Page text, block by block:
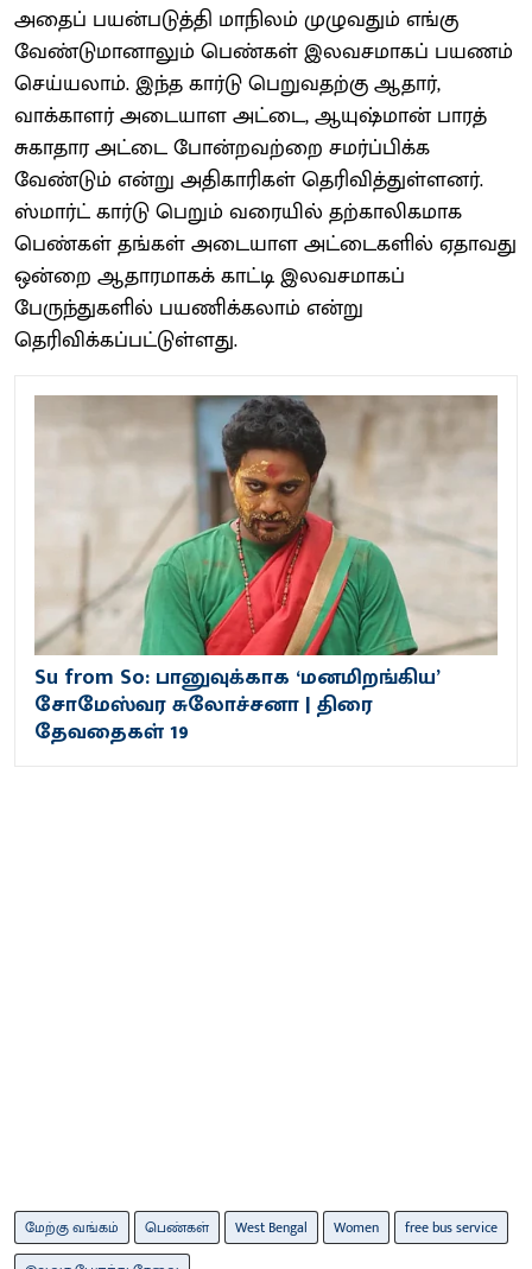
அதைப் பயன்படுத்தி மாநிலம் முழுவதும் எங்கு
வேண்டுமானாலும் பெண்கள் இலவசமாகப் பயணம்
செய்யலாம். இந்த கார்டு பெறுவதற்கு ஆதார்,
வாக்காளர் அடையாள அட்டை, ஆயுஷ்மான் பாரத்
சுகாதார அட்டை போன்றவற்றை சமர்ப்பிக்க
வேண்டும் என்று அதிகாரிகள் தெரிவித்துள்ளனர்.
ஸ்மார்ட் கார்டு பெறும் வரையில் தற்காலிகமாக
பெண்கள் தங்கள் அடையாள அட்டைகளில் ஏதாவது
ஒன்றை ஆதாரமாகக் காட்டி இலவசமாகப்
பேருந்துகளில் பயணிக்கலாம் என்று
தெரிவிக்கப்பட்டுள்ளது.
Su from So: பானுவுக்காக ‘மனமிறங்கிய’
சோமேஸ்வர சுலோச்சனா | திரை
தேவதைகள் 19
மேற்கு வங்கம் பெண்கள் West Bengal Women
free bus service